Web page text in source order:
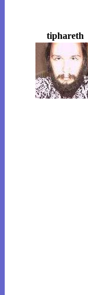
tiphareth